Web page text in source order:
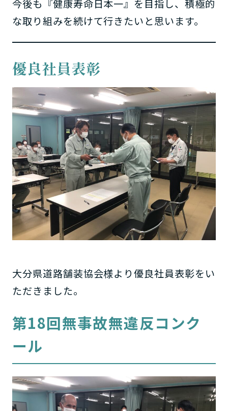
今後も『健康寿命日本一』を目指し、積極的
な取り組みを続けて行きたいと思います。
優良社員表彰
大分県道路舗装協会様より優良社員表彰をい
ただきました。
第18回無事故無違反コンク
ール